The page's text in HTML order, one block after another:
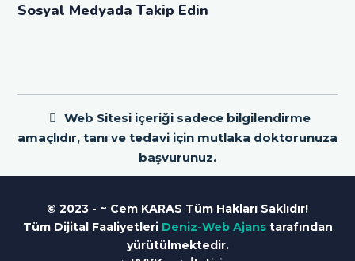
Sosyal Medyada Takip Edin
Web Sitesi içeriği sadece bilgilendirme
amaçlıdır, tanı ve tedavi için mutlaka doktorunuza
başvurunuz.
© 2023 - ~ Cem KARAS Tüm Hakları Saklıdır!
Tüm Dijital Faaliyetleri Deniz-Web Ajanstarafından
yürütülmektedir.